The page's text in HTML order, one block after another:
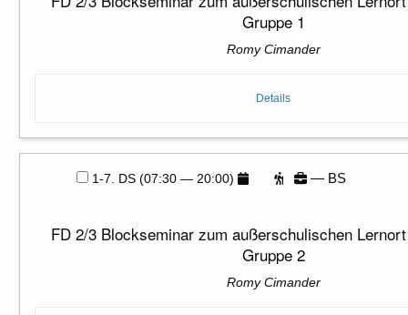
Gruppe 1
Romy Cimander
Details
1-7. DS (07:30 — 20:00) — BS
FD 2/3 Blockseminar zum außerschulischen
Gruppe 2
Romy Cimander